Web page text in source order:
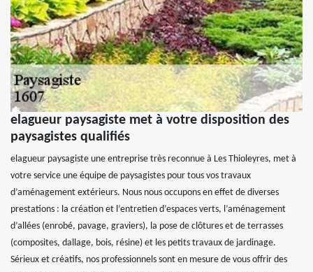
elagueur paysagiste met à votre disposition des
paysagistes qualifiés
elagueur paysagiste une entreprise très reconnue à Les Thioleyres, met à
votre service une équipe de paysagistes pour tous vos travaux
d’aménagement extérieurs. Nous nous occupons en effet de diverses
prestations : la création et l’entretien d’espaces verts, l’aménagement
d’allées (enrobé, pavage, graviers), la pose de clôtures et de terrasses
(composites, dallage, bois, résine) et les petits travaux de jardinage.
Sérieux et créatifs, nos professionnels sont en mesure de vous offrir des